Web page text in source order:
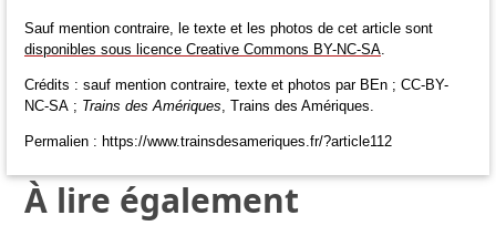
Sauf mention contraire, le texte et les photos de cet article sont
disponibles sous licence Creative Commons BY-NC-SA.
Crédits : sauf mention contraire, texte et photos par BEn ; CC-BY-
NC-SA ; Trains des Amériques, Trains des Amériques.
Permalien : https://www.trainsdesameriques.fr/?article112
À lire également